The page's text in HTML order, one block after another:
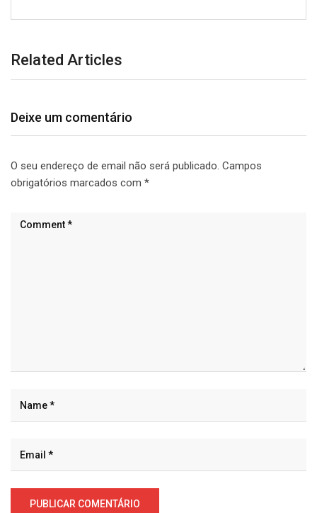
Related Articles
Deixe um comentário
O seu endereço de email não será publicado. Campos
obrigatórios marcados com *